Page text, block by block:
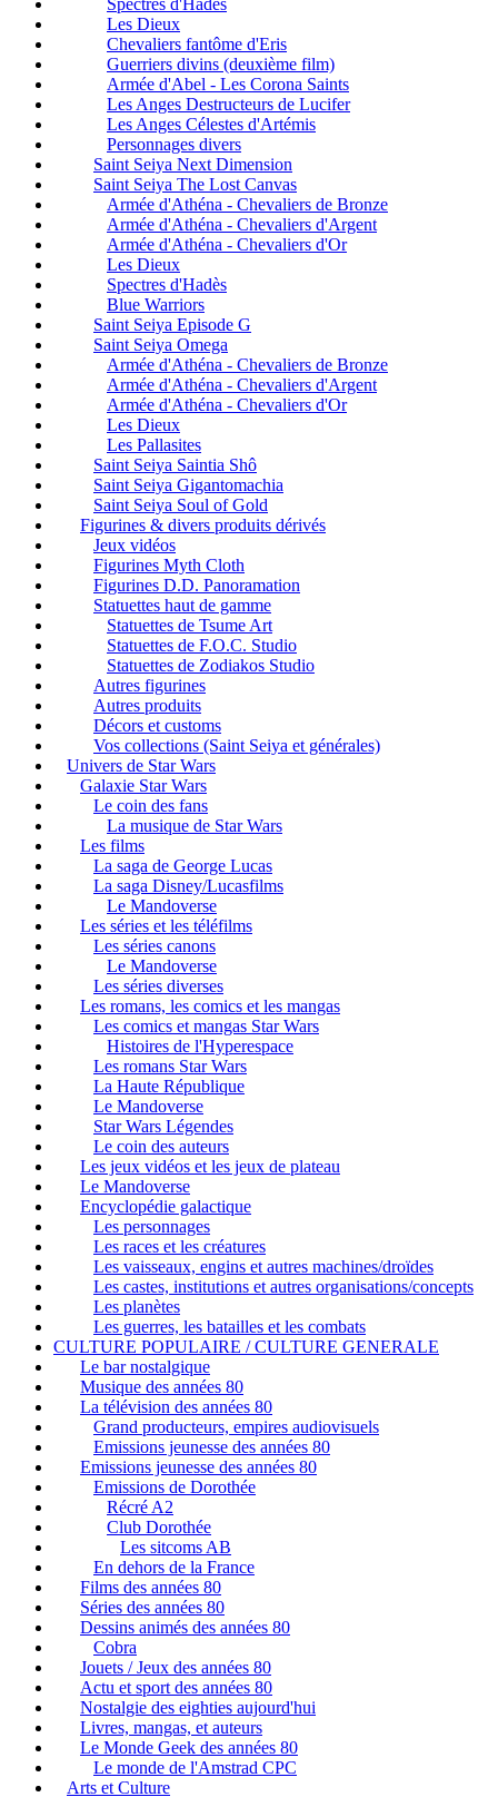
Spectres d'Hadès
Les Dieux
Chevaliers fantôme d'Eris
Guerriers divins (deuxième film)
Armée d'Abel - Les Corona Saints
Les Anges Destructeurs de Lucifer
Les Anges Célestes d'Artémis
Personnages divers
Saint Seiya Next Dimension
Saint Seiya The Lost Canvas
Armée d'Athéna - Chevaliers de Bronze
Armée d'Athéna - Chevaliers d'Argent
Armée d'Athéna - Chevaliers d'Or
Les Dieux
Spectres d'Hadès
Blue Warriors
Saint Seiya Episode G
Saint Seiya Omega
Armée d'Athéna - Chevaliers de Bronze
Armée d'Athéna - Chevaliers d'Argent
Armée d'Athéna - Chevaliers d'Or
Les Dieux
Les Pallasites
Saint Seiya Saintia Shô
Saint Seiya Gigantomachia
Saint Seiya Soul of Gold
Figurines & divers produits dérivés
Jeux vidéos
Figurines Myth Cloth
Figurines D.D. Panoramation
Statuettes haut de gamme
Statuettes de Tsume Art
Statuettes de F.O.C. Studio
Statuettes de Zodiakos Studio
Autres figurines
Autres produits
Décors et customs
Vos collections (Saint Seiya et générales)
Univers de Star Wars
Galaxie Star Wars
Le coin des fans
La musique de Star Wars
Les films
La saga de George Lucas
La saga Disney/Lucasfilms
Le Mandoverse
Les séries et les téléfilms
Les séries canons
Le Mandoverse
Les séries diverses
Les romans, les comics et les mangas
Les comics et mangas Star Wars
Histoires de l'Hyperespace
Les romans Star Wars
La Haute République
Le Mandoverse
Star Wars Légendes
Le coin des auteurs
Les jeux vidéos et les jeux de plateau
Le Mandoverse
Encyclopédie galactique
Les personnages
Les races et les créatures
Les vaisseaux, engins et autres machines/droïdes
Les castes, institutions et autres organisations/concepts
Les planètes
Les guerres, les batailles et les combats
CULTURE POPULAIRE / CULTURE GENERALE
Le bar nostalgique
Musique des années 80
La télévision des années 80
Grand producteurs, empires audiovisuels
Emissions jeunesse des années 80
Emissions jeunesse des années 80
Emissions de Dorothée
Récré A2
Club Dorothée
Les sitcoms AB
En dehors de la France
Films des années 80
Séries des années 80
Dessins animés des années 80
Cobra
Jouets / Jeux des années 80
Actu et sport des années 80
Nostalgie des eighties aujourd'hui
Livres, mangas, et auteurs
Le Monde Geek des années 80
Le monde de l'Amstrad CPC
Arts et Culture